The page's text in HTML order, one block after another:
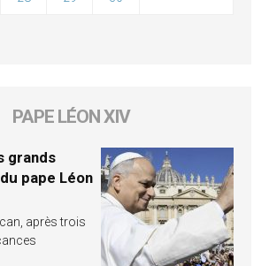
PAPE LÉON XIV
grands
pape Léon
après trois